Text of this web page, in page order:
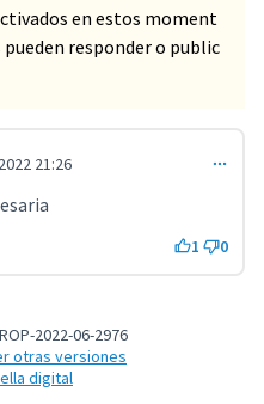
en estos moment
responder o public
21:26
1 0
2022-06-2976
otras versiones
digital